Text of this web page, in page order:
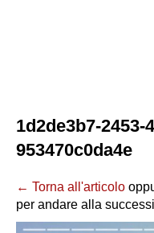
1d2de3b7-2453-
953470c0da4e
← Torna all'articolo
per andare alla